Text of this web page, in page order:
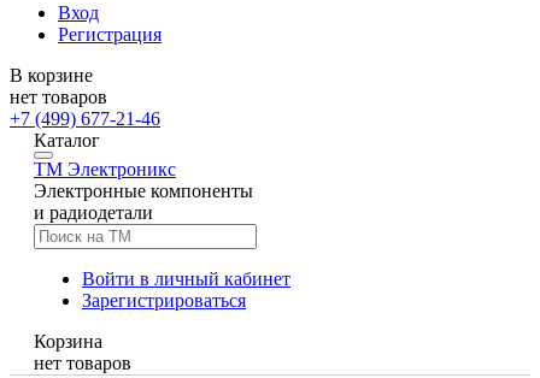
Вход
Регистрация
В корзине
нет товаров
+7 (499) 677-21-46
Каталог
TM Электроникс
Электронные компоненты
и радиодетали
Войти в личный кабинет
Зарегистрироваться
Корзина
нет товаров